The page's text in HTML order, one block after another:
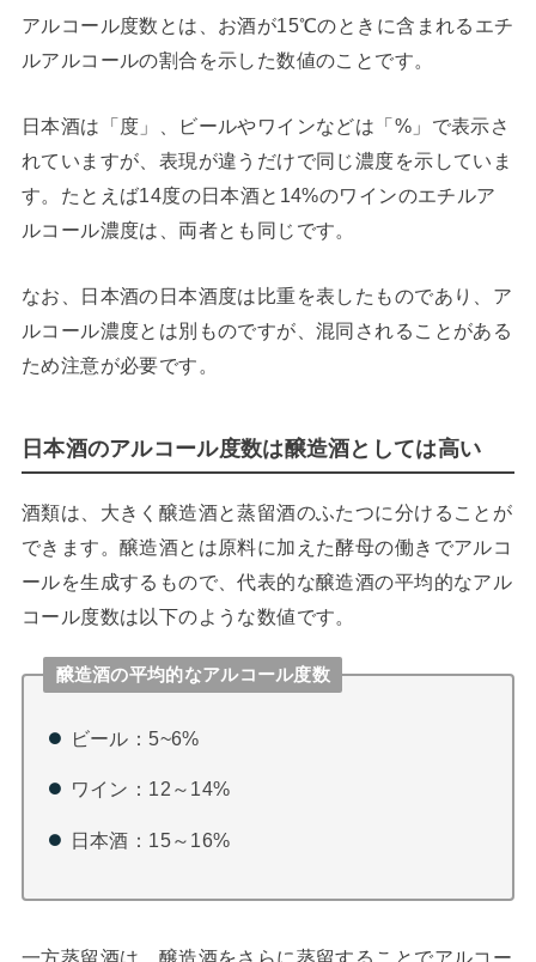
アルコール度数とは、お酒が15℃のときに含まれるエチ
ルアルコールの割合を示した数値のことです。
日本酒は「度」、ビールやワインなどは「%」で表示さ
れていますが、表現が違うだけで同じ濃度を示していま
す。たとえば14度の日本酒と14%のワインのエチルア
ルコール濃度は、両者とも同じです。
なお、日本酒の日本酒度は比重を表したものであり、ア
ルコール濃度とは別ものですが、混同されることがある
ため注意が必要です。
日本酒のアルコール度数は醸造酒としては高い
酒類は、大きく醸造酒と蒸留酒のふたつに分けることが
できます。醸造酒とは原料に加えた酵母の働きでアルコ
ールを生成するもので、代表的な醸造酒の平均的なアル
コール度数は以下のような数値です。
醸造酒の平均的なアルコール度数
ビール：5~6%
ワイン：12～14%
日本酒：15～16%
一方蒸留酒は、醸造酒をさらに蒸留することでアルコー